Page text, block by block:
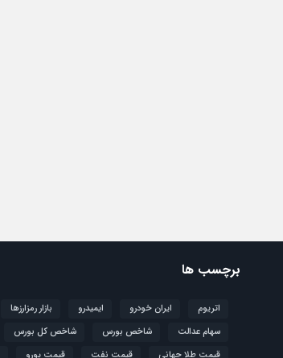
برچسب ها
اتریوم ایران خودرو ایمیدرو بازار رمزارزها
سهام عدالت
شاخص بورس شاخص کل بورس
قیمت طلا جهانی
قیمت نفت قیمت یورو